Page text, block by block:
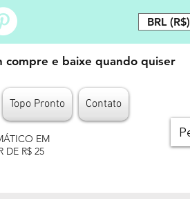
BRL (R$)
compre e baixe quando quiser
Topo Pronto Contato
EM
DE R$ 25